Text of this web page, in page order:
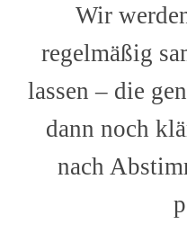
Wir
regelmäßig
lassen – die
dann noch
nach